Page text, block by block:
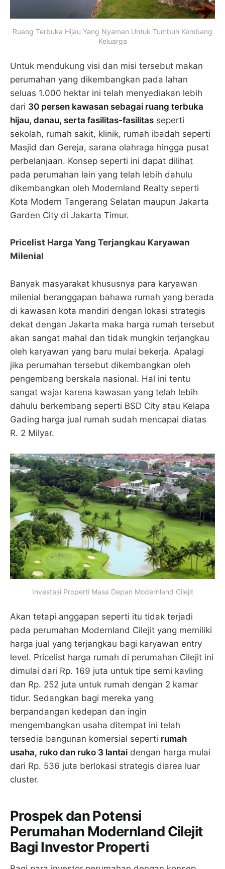
Ruang Terbuka Hijau Yang Nyaman Untuk Tumbuh Kembang
Keluarga
Untuk mendukung visi dan misi tersebut makan
perumahan yang dikembangkan pada lahan
seluas 1.000 hektar ini telah menyediakan lebih
dari 30 persen kawasan sebagai ruang terbuka
hijau, danau, serta fasilitas-fasilitas seperti
sekolah, rumah sakit, klinik, rumah ibadah seperti
Masjid dan Gereja, sarana olahraga hingga pusat
perbelanjaan. Konsep seperti ini dapat dilihat
pada perumahan lain yang telah lebih dahulu
dikembangkan oleh Modernland Realty seperti
Kota Modern Tangerang Selatan maupun Jakarta
Garden City di Jakarta Timur.
Pricelist Harga Yang Terjangkau Karyawan
Milenial
Banyak masyarakat khususnya para karyawan
milenial beranggapan bahawa rumah yang berada
di kawasan kota mandiri dengan lokasi strategis
dekat dengan Jakarta maka harga rumah tersebut
akan sangat mahal dan tidak mungkin terjangkau
oleh karyawan yang baru mulai bekerja. Apalagi
jika perumahan tersebut dikembangkan oleh
pengembang berskala nasional. Hal ini tentu
sangat wajar karena kawasan yang telah lebih
dahulu berkembang seperti BSD City atau Kelapa
Gading harga jual rumah sudah mencapai diatas
R. 2 Milyar.
Investasi Properti Masa Depan Modernland Cilejit
Akan tetapi anggapan seperti itu tidak terjadi
pada perumahan Modernland Cilejit yang memiliki
harga jual yang terjangkau bagi karyawan entry
level. Pricelist harga rumah di perumahan Cilejit ini
dimulai dari Rp. 169 juta untuk tipe semi kavling
dan Rp. 252 juta untuk rumah dengan 2 kamar
tidur. Sedangkan bagi mereka yang
berpandangan kedepan dan ingin
mengembangkan usaha ditempat ini telah
tersedia bangunan komersial seperti rumah
usaha, ruko dan ruko 3 lantai dengan harga mulai
dari Rp. 536 juta berlokasi strategis diarea luar
cluster.
Prospek dan Potensi
Perumahan Modernland Cilejit
Bagi Investor Properti